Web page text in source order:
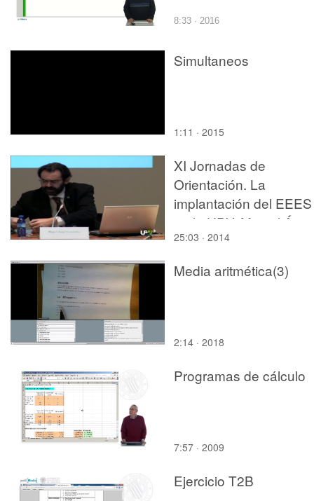
8:33 · 2016
Simultaneos
1:11 · 2015
XI Jornadas de
Orientación. La
implantación del EEES
en la UPV. Miguel
Fernández Prada
25:03 · 2014
Media aritmética(3)
2:14 · 2018
Programas de cálculo
7:57 · 2009
Ejercicio T2B